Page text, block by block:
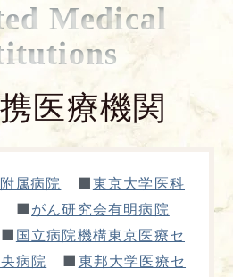
Medical
医療機関
属病院 ■東京大学医科
■ がん研究会有明病院
国立病院機構東京医療セ
病院 ■ 東邦大学医療セ